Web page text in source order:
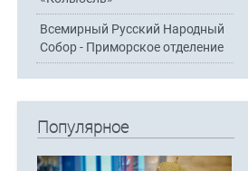
Всемирный Русский Народный
Собор - Приморское отделение
Популярное